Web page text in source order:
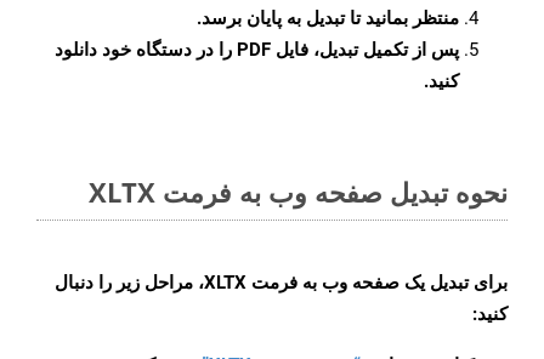
منتظر بمانید تا تبدیل به پایان برسد.
پس از تکمیل تبدیل، فایل PDF را در دستگاه خود دانلود
کنید.
نحوه تبدیل صفحه وب به فرمت XLTX
برای تبدیل یک صفحه وب به فرمت XLTX، مراحل زیر را دنبال
کنید: